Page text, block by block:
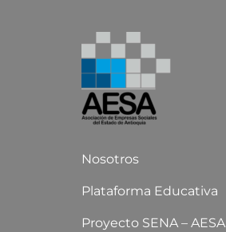
Nosotros
Plataforma Educativa
Proyecto SENA – AESA